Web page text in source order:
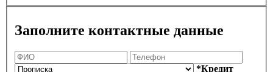
Заполните контактные данные
*Кредит